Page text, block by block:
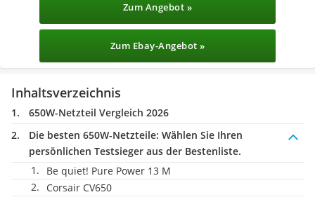
Zum Angebot »
Zum Ebay-Angebot »
Inhaltsverzeichnis
650W-Netzteil Vergleich 2026
Die besten 650W-Netzteile: Wählen Sie Ihren
persönlichen Testsieger aus der Bestenliste.
Be quiet! Pure Power 13 M
Corsair CV650